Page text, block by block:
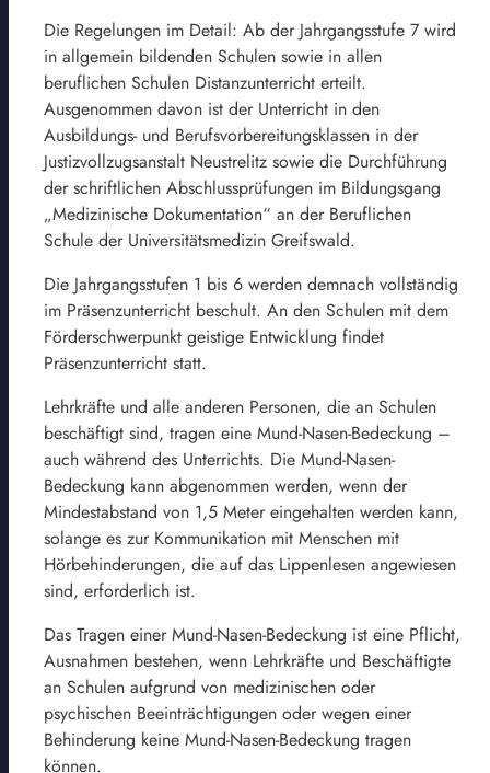
Die Regelungen im Detail: Ab der Jahrgangsstufe 7 wird
in allgemein bildenden Schulen sowie in allen
beruflichen Schulen Distanzunterricht erteilt.
Ausgenommen davon ist der Unterricht in den
Ausbildungs- und Berufsvorbereitungsklassen in der
Justizvollzugsanstalt Neustrelitz sowie die Durchführung
der schriftlichen Abschlussprüfungen im Bildungsgang
„Medizinische Dokumentation“ an der Beruflichen
Schule der Universitätsmedizin Greifswald.
Die Jahrgangsstufen 1 bis 6 werden demnach vollständig
im Präsenzunterricht beschult. An den Schulen mit dem
Förderschwerpunkt geistige Entwicklung findet
Präsenzunterricht statt.
Lehrkräfte und alle anderen Personen, die an Schulen
beschäftigt sind, tragen eine Mund-Nasen-Bedeckung –
auch während des Unterrichts. Die Mund-Nasen-
Bedeckung kann abgenommen werden, wenn der
Mindestabstand von 1,5 Meter eingehalten werden kann,
solange es zur Kommunikation mit Menschen mit
Hörbehinderungen, die auf das Lippenlesen angewiesen
sind, erforderlich ist.
Das Tragen einer Mund-Nasen-Bedeckung ist eine Pflicht,
Ausnahmen bestehen, wenn Lehrkräfte und Beschäftigte
an Schulen aufgrund von medizinischen oder
psychischen Beeinträchtigungen oder wegen einer
Behinderung keine Mund-Nasen-Bedeckung tragen
können.